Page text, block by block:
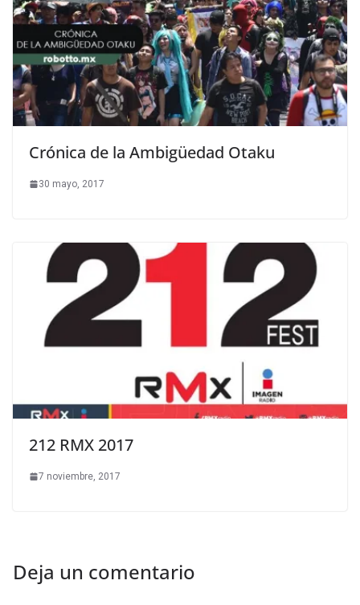
Crónica de la Ambigüedad Otaku
30 mayo, 2017
212 RMX 2017
7 noviembre, 2017
Deja un comentario